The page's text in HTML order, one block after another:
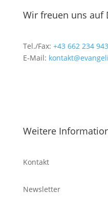
Wir freuen uns auf
Tel./Fax: +43 662 234 943
E-Mail:
Weitere
Kontakt
Newsletter